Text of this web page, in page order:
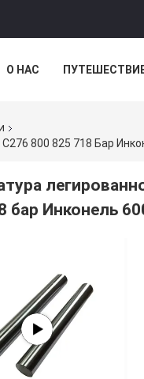
О НАС
800 825 718 Бар
бар Инконель